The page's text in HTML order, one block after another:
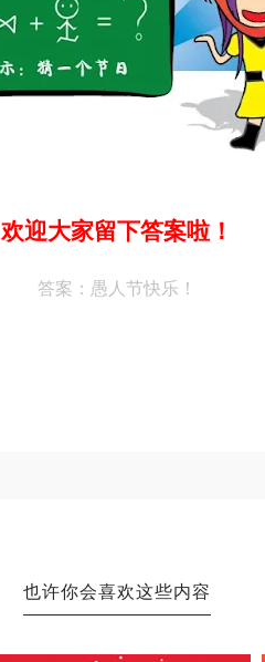
欢迎大家留下答案啦！
答案：愚人节快乐！
也许你会喜欢这些内容